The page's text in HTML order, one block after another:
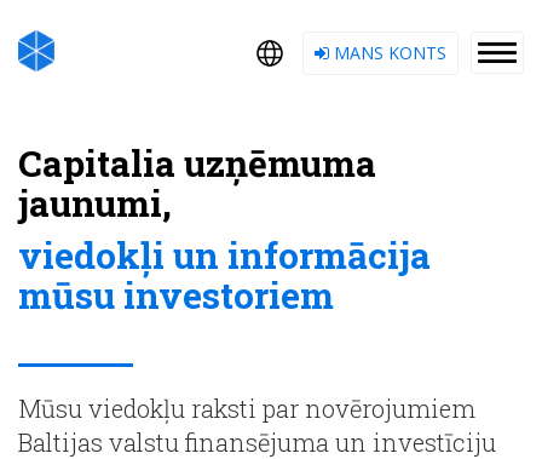
MANS KONTS
Capitalia uzņēmuma
jaunumi,
viedokļi un informācija
mūsu investoriem
Mūsu viedokļu raksti par novērojumiem
Baltijas valstu finansējuma un investīciju